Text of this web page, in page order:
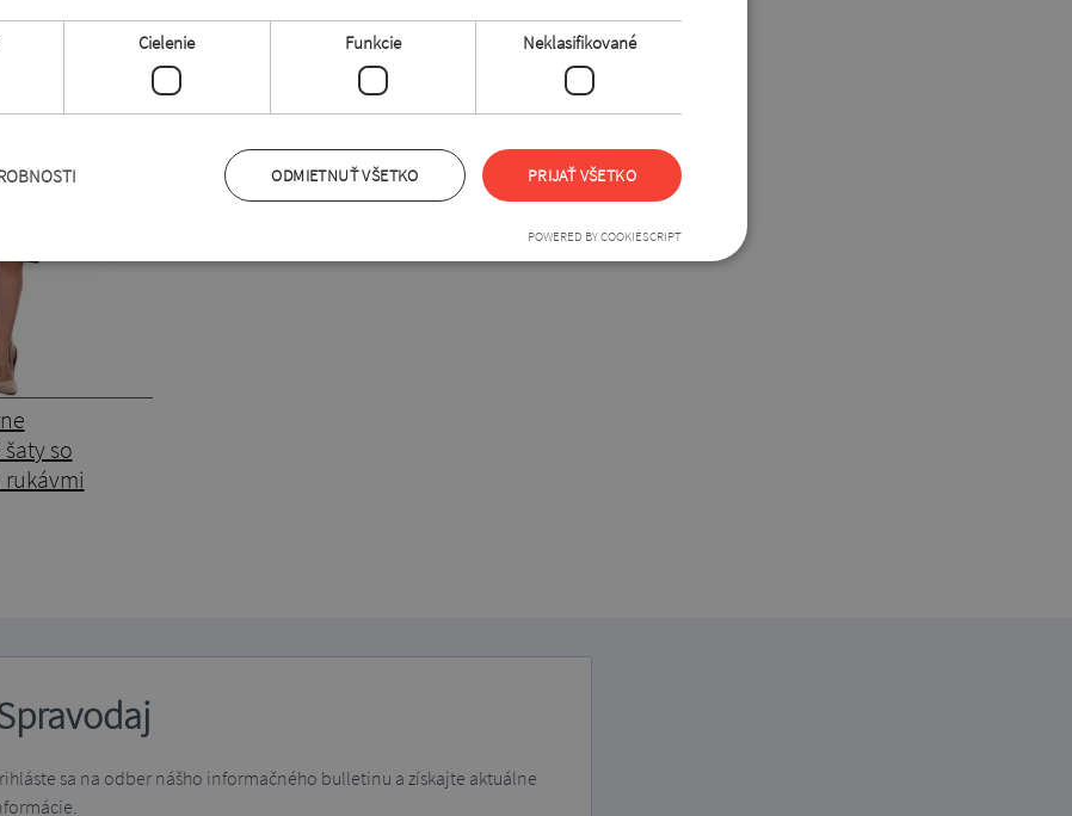
so
sa na odber nášho informačného bulletinu a získajte aktuálne
Cielenie Funkcie Neklasifikované
PRIJAŤ VŠETKO
ODMIETNUŤ VŠETKO
POWERED BY COOKIESCRIPT